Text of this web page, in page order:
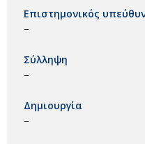
Επιστημονικός
–
Σύλληψη
–
Δημιουργία
–